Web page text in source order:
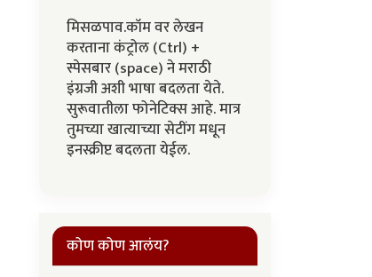
मिसळपाव.कॉम वर लेखन
करताना कंट्रोल (Ctrl) +
स्पेसबार (space) ने मराठी
इंग्रजी अशी भाषा बदलता येते.
सुरूवातीला फोनेटिक्स आहे. मात्र
तुमच्या खात्याच्या सेटींग मधून
इनस्क्रीप्ट बदलता येईल.
कोण कोण आलंय?